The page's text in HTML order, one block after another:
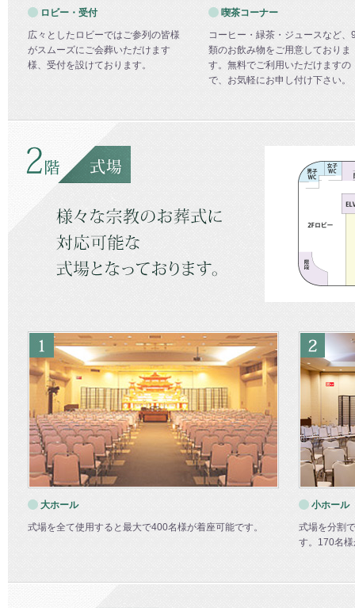
ロビー・受付
広々としたロビーではご参列の皆様
がスムーズにご会葬いただけます
様、受付を設けております。
喫茶コーナー
コーヒー・緑茶・ジュースなど、
類のお飲み物をご用意しておりま
す。無料でご利用いただけますの
で、お気軽にお申し付け下さい。
大ホール
式場を全て使用すると最大で400名様が着座可能です。
小ホール
式場を分割
す。170名